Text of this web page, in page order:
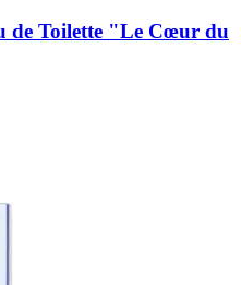
de Toilette "Le Cœur du